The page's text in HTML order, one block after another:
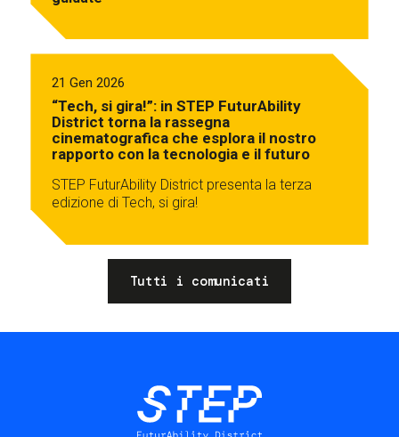
21 Gen 2026
“Tech, si gira!”: in STEP FuturAbility
District torna la rassegna
cinematografica che esplora il nostro
rapporto con la tecnologia e il futuro
STEP FuturAbility District presenta la terza
edizione di Tech, si gira!
Tutti i comunicati